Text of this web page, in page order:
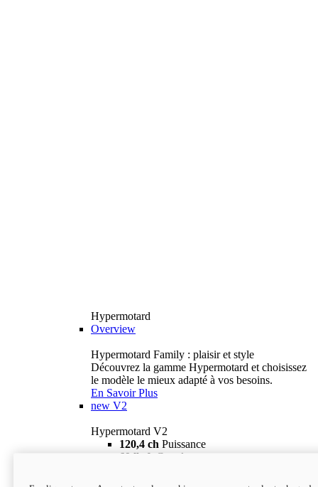
Hypermotard
Overview
Hypermotard Family : plaisir et style
Découvrez la gamme Hypermotard et choisissez
le modèle le mieux adapté à vos besoins.
En Savoir Plus
new V2
Hypermotard V2
120,4 ch Puissance
69 lb-ft
Couple
18 895 $